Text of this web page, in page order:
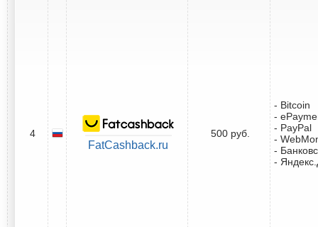
4
FatCashback.ru
500 руб.
- Bitcoin
-
- PayPal
-
-
-